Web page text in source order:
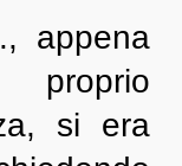
appena
proprio
si era